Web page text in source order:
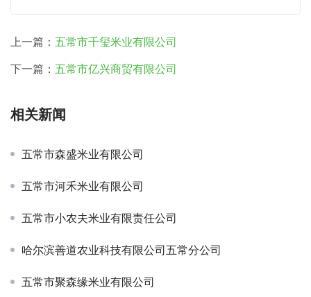
上一篇： 五常市千玺米业有限公司
下一篇： 五常市亿兴商贸有限公司
相关新闻
五常市森盛米业有限公司
五常市河禾米业有限公司
五常市小农夫米业有限责任公司
哈尔滨善道农业科技有限公司五常分公司
五常市聚森缘米业有限公司